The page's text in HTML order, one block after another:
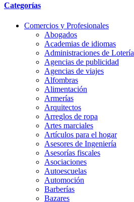
Categorías
Comercios y Profesionales
Abogados
Academias de idiomas
Administraciones de Lotería
Agencias de publicidad
Agencias de viajes
Alfombras
Alimentación
Armerías
Arquitectos
Arreglos de ropa
Artes marciales
Artículos para el hogar
Asesores de Ingeniería
Asesorías fiscales
Asociaciones
Autoescuelas
Automoción
Barberías
Bazares